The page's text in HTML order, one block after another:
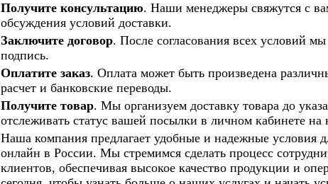
Получите консультацию. Наши менеджеры свяжутся с
обсуждения условий доставки.
Заключите договор. После согласования всех условий
подпись.
Оплатите заказ. Оплата может быть произведена
расчет и банковские переводы.
Получите товар. Мы организуем доставку товара до
отслеживать статус вашей посылки в личном кабинете на
Наша компания предлагает удобные и надежные условия
онлайн в России. Мы стремимся сделать процесс
клиентов, обеспечивая высокое качество продукции и